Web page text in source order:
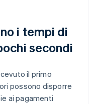
i tempi di
secondi
il primo
possono disporre
ai pagamenti